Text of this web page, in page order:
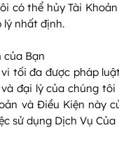
có thể hủy Tài
lý nhất định.
của Bạn
tối đa được pháp
và đại lý của chúng
và Điều Kiện này
sử dụng Dịch Vụ